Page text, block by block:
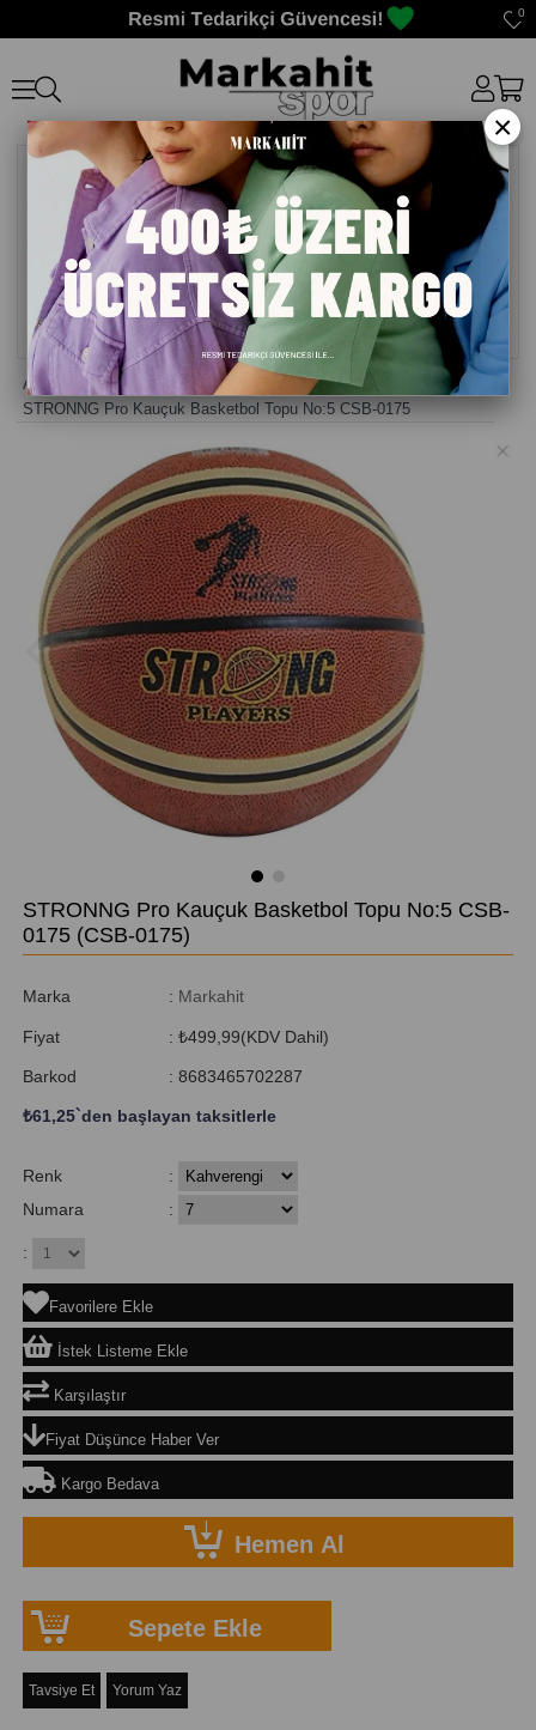
0
Anasayfa> BASKETBOL TOP
STRONNG Pro Kauçuk Basketbol Topu No:5 CSB-0175
STRONNG Pro Kauçuk Basketbol Topu No:5 CSB-
0175 (CSB-0175)
Marka : Markahit
Fiyat : ₺499,99(KDV Dahil)
Barkod : 8683465702287
₺61,25`den başlayan taksitlerle
Renk
:
Numara
:
:
Favorilere Ekle
İstek Listeme Ekle
Karşılaştır
Fiyat Düşünce Haber Ver
Kargo Bedava
Tavsiye Et Yorum Yaz
×